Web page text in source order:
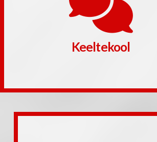
Keeltekool
Keeltekool
Koolituskeskuse keeltekoolis saab
keeleõpetajate juhendamisel erinevatel
õppida prantsuse, inglise, rootsi ja